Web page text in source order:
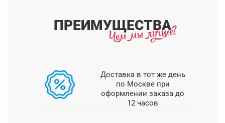
ПРЕИМУЩЕСТВА
Доставка в тот же день
по Москве при
оформлении заказа до
12 часов